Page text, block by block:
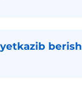
berish